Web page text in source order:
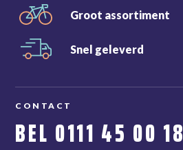
Groot assortiment
Snel geleverd
CONTACT
BEL 0111 45 00 18